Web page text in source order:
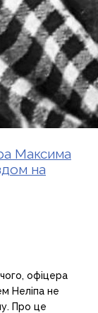
Максима
на
офіцера
Неліпа не
Про це